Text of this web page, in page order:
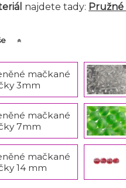
najdete tady: Pružné
mačkané
3mm
mačkané
7mm
mačkané
14 mm